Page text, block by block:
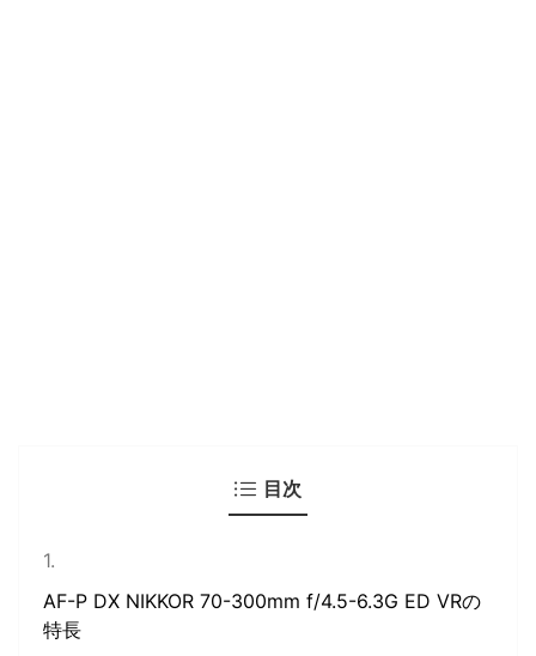
目次
AF-P DX NIKKOR 70-300mm f/4.5-6.3G ED VRの
特長